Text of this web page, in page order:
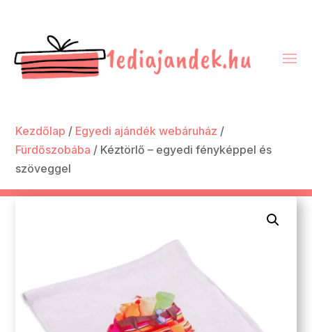
Kezdőlap / Egyedi ajándék webáruház /
Fürdőszobába / Kéztörlő – egyedi fényképpel és
szöveggel